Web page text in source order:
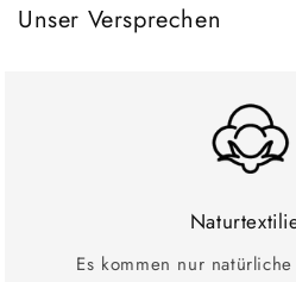
Unser Versprechen
Es kommen nur